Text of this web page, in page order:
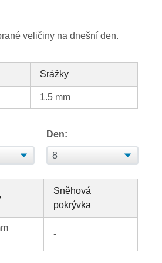
veličiny na dnešní den.
Srážky
1.5 mm
Den:
Sněhová
pokrývka
-